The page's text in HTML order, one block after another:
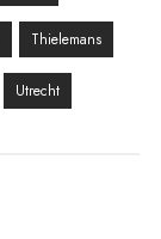
Thielemans
Utrecht